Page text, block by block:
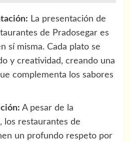
La presentación de
de Pradosegar es
sí misma. Cada plato se
y creatividad, creando una
complementa los sabores
A pesar de la
los restaurantes de
un profundo respeto por